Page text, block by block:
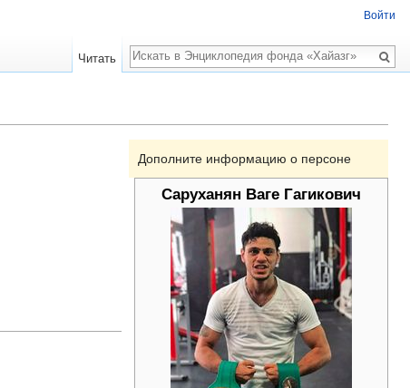
Дополните информацию о персоне
Саруханян Ваге Гагикович
Войти
Читать
Поиск